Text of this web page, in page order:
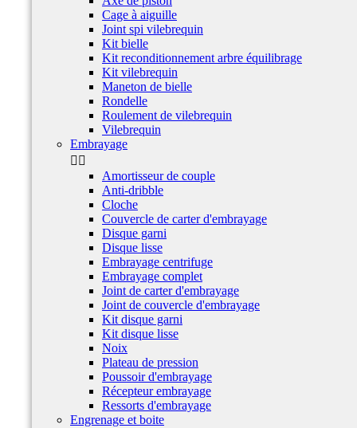
Cage à aiguille
Joint spi vilebrequin
Kit bielle
Kit reconditionnement arbre équilibrage
Kit vilebrequin
Maneton de bielle
Rondelle
Roulement de vilebrequin
Vilebrequin
Embrayage
 
Amortisseur de couple
Anti-dribble
Cloche
Couvercle de carter d'embrayage
Disque garni
Disque lisse
Embrayage centrifuge
Embrayage complet
Joint de carter d'embrayage
Joint de couvercle d'embrayage
Kit disque garni
Kit disque lisse
Noix
Plateau de pression
Poussoir d'embrayage
Récepteur embrayage
Ressorts d'embrayage
Engrenage et boite